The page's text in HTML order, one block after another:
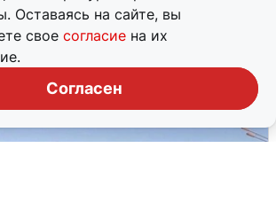
Оставаясь на сайте, вы
свое согласие на их
Согласен
5 августа